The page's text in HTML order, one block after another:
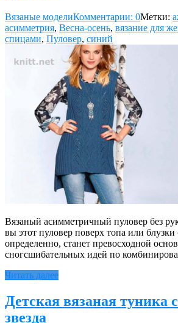
Вязаные моделиКомментарии: 0Метки:
асимметрия, Весна-осень, вязание для
спицами, Пуловер, синий
Вязаный асимметричный пуловер без
вы этот пуловер поверх топа или блузки
определенно, станет превосходной
сногсшибательных идей по
Читать далее
Детская вязаная туника
звезда